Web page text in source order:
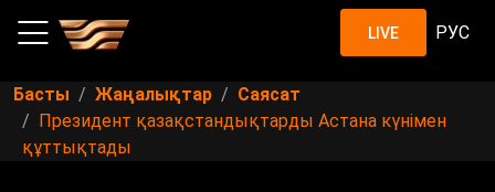
LIVE РУС
Басты Жаңалықтар
Саясат
Президент қазақстандықтарды Астана күнімен
құттықтады